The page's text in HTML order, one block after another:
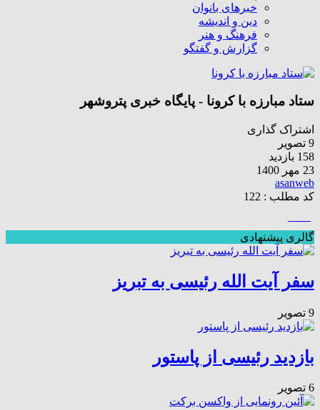
خبرهای بانوان
دین و اندیشه
فرهنگ و هنر
گزارش و گفتگو
ستاد مبارزه با کرونا - پایگاه خبری پتروشهر
اشتراک گذاری
9 تصویر
158 بازدید
23 مهر 1400
asanweb
کد مطلب : 122
گالری پیشنهادی
سفر آیت الله رئیسی به تبریز
9 تصویر
بازدید رئیسی از پاستور
6 تصویر